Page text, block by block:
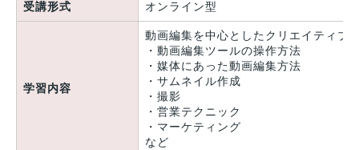
受講形式 オンライン型
学習内容
動画編集を中心としたクリエイティブ
・動画編集ツールの操作方法
・媒体にあった動画編集方法
・サムネイル作成
・撮影
・営業テクニック
・マーケティング
など